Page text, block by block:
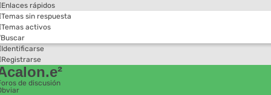
Enlaces rápidos
Temas sin respuesta
Temas activos
Buscar
Identificarse
Registrarse
de discusión